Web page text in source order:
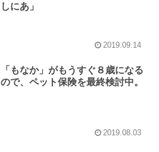
しにあ」
2019.09.14
「もなか」がもうすぐ８歳になる
ので、ペット保険を最終検討中。
2019.08.03